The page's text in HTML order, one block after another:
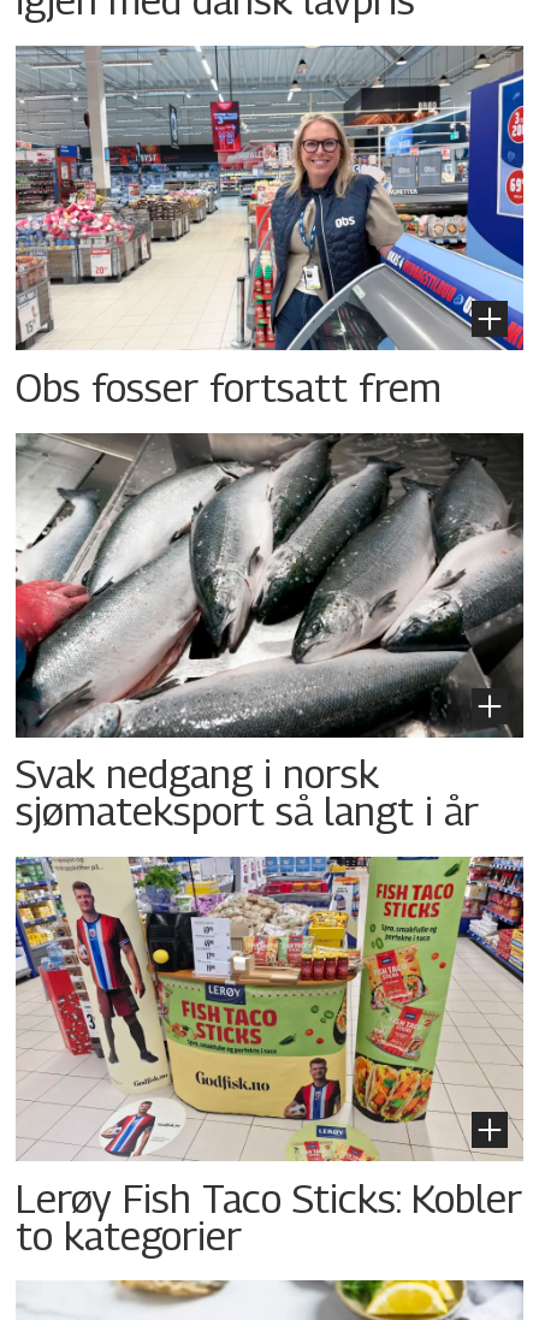
Obs fosser fortsatt frem
Svak nedgang i norsk
sjømateksport så langt i år
Lerøy Fish Taco Sticks: Kobler
to kategorier